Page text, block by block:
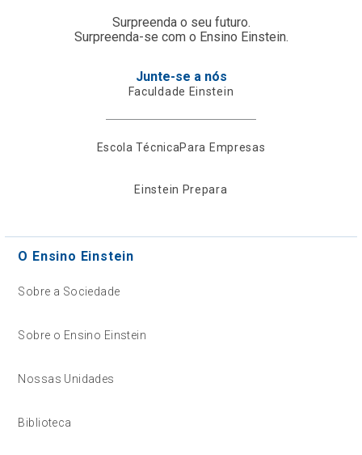
Surpreenda o seu futuro.
Surpreenda-se com o Ensino Einstein.
Junte-se a nós
Faculdade Einstein
Escola TécnicaPara Empresas
Einstein Prepara
O Ensino Einstein
Sobre a Sociedade
Sobre o Ensino Einstein
Nossas Unidades
Biblioteca